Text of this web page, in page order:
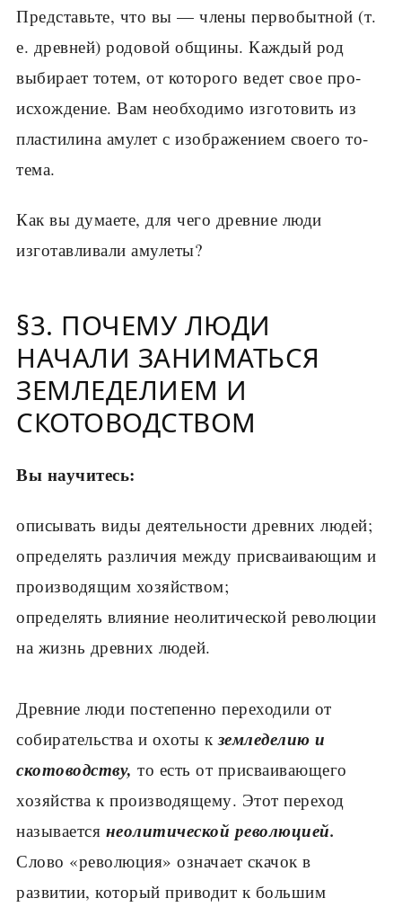
Представьте, что вы — члены первобытной (т.
е. древней) родовой общины. Каждый род
выбирает тотем, от которого ведет свое про­
исхождение. Вам необходимо изготовить из
пластилина амулет с изображением своего то­
тема.
Как вы думаете, для чего древние люди
изготав­ливали амулеты?
§3. ПОЧЕМУ ЛЮДИ
НАЧАЛИ ЗАНИМАТЬСЯ
ЗЕМЛЕДЕЛИЕМ И
СКОТОВОДСТВОМ
Вы научитесь:
описывать виды деятельности древних людей;
определять различия между присваивающим и
производящим хозяйством;
определять влияние неолитической революции
на жизнь древних людей.
Древние люди постепенно переходили от
собирательства и охоты кземледелию и
скотоводству, то есть от присваивающего
хозяйства к производящему. Этот переход
называется неолитической революци­ей.
Слово «революция» означает скачок в
развитии, который приводит к большим